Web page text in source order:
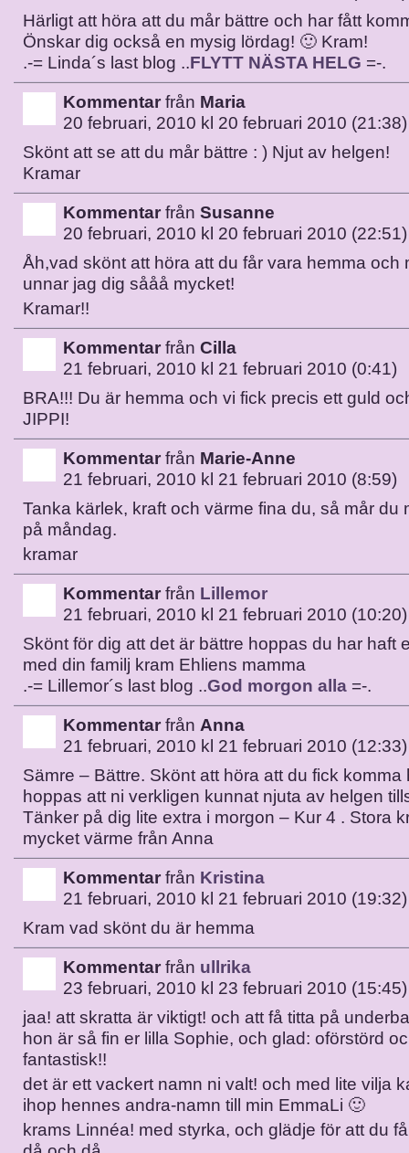
Härligt att höra att du mår bättre och har fått
Önskar dig också en mysig lördag! 🙂 Kram!
.-= Linda´s last blog ..FLYTT NÄSTA HELG =-.
Kommentar från Maria
20 februari, 2010 kl 20 februari 2010 (21:38)
Skönt att se att du mår bättre : ) Njut av helgen!
Kramar
Kommentar från Susanne
20 februari, 2010 kl 20 februari 2010 (22:51)
Åh,vad skönt att höra att du får vara hemma och
unnar jag dig sååå mycket!
Kramar!!
Kommentar från Cilla
21 februari, 2010 kl 21 februari 2010 (0:41)
BRA!!! Du är hemma och vi fick precis ett guld
JIPPI!
Kommentar från Marie-Anne
21 februari, 2010 kl 21 februari 2010 (8:59)
Tanka kärlek, kraft och värme fina du, så mår du
på måndag.
kramar
Kommentar från Lillemor
21 februari, 2010 kl 21 februari 2010 (10:20)
Skönt för dig att det är bättre hoppas du har haft
med din familj kram Ehliens mamma
.-= Lillemor´s last blog ..God morgon alla =-.
Kommentar från Anna
21 februari, 2010 kl 21 februari 2010 (12:33)
Sämre – Bättre. Skönt att höra att du fick komma
hoppas att ni verkligen kunnat njuta av helgen
Tänker på dig lite extra i morgon – Kur 4 . Stora
mycket värme från Anna
Kommentar från Kristina
21 februari, 2010 kl 21 februari 2010 (19:32)
Kram vad skönt du är hemma
Kommentar från ullrika
23 februari, 2010 kl 23 februari 2010 (15:45)
jaa! att skratta är viktigt! och att få titta på
hon är så fin er lilla Sophie, och glad: oförstörd
fantastisk!!
det är ett vackert namn ni valt! och med lite vilja
ihop hennes andra-namn till min EmmaLi 🙂
krams Linnéa! med styrka, och glädje för att du